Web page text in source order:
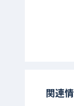
関連